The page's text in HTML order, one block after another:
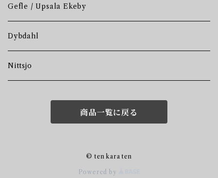
Gefle / Upsala Ekeby
Dybdahl
Nittsjo
商品一覧に戻る
© ten kara ten
Powered by